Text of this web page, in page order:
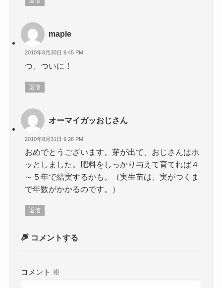
maple
2010年8月30日 9:45 PM
つ、ついに！
返信
オーマイガッおじさん
2010年8月31日 9:28 PM
おめでとうございます。芽が出て、おじさんはホ
ッとしました。肥料をしっかり与えて育てれば４
～５年で結実するかも。（実生苗は、実がつくま
で年数がかかるのです。）
返信
コメントする
コメント ※